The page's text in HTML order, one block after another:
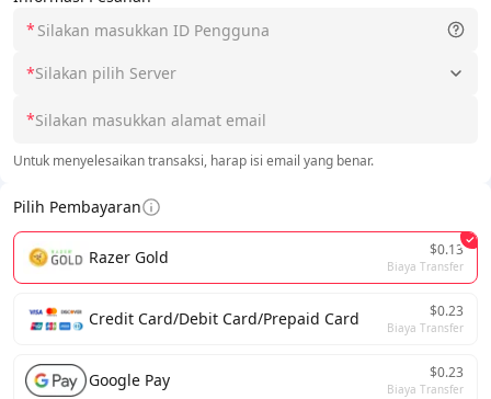
*
*Silakan pilih Server
*
Untuk menyelesaikan transaksi, harap isi email yang benar.
Pilih Pembayaran
Razer Gold $0.13
Biaya Transfer
Credit Card/Debit Card/Prepaid Card $0.23
Biaya Transfer
Google Pay $0.23
Biaya Transfer